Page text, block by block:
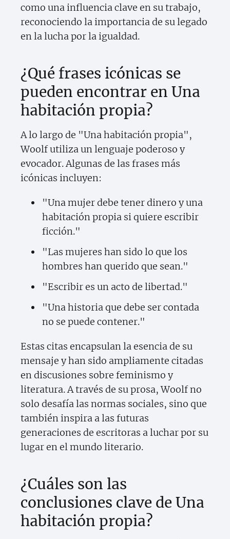
como una influencia clave en su trabajo,
reconociendo la importancia de su legado
en la lucha por la igualdad.
¿Qué frases icónicas se
pueden encontrar en Una
habitación propia?
A lo largo de "Una habitación propia",
Woolf utiliza un lenguaje poderoso y
evocador. Algunas de las frases más
icónicas incluyen:
"Una mujer debe tener dinero y una
habitación propia si quiere escribir
ficción."
"Las mujeres han sido lo que los
hombres han querido que sean."
"Escribir es un acto de libertad."
"Una historia que debe ser contada
no se puede contener."
Estas citas encapsulan la esencia de su
mensaje y han sido ampliamente citadas
en discusiones sobre feminismo y
literatura. A través de su prosa, Woolf no
solo desafía las normas sociales, sino que
también inspira a las futuras
generaciones de escritoras a luchar por su
lugar en el mundo literario.
¿Cuáles son las
conclusiones clave de Una
habitación propia?